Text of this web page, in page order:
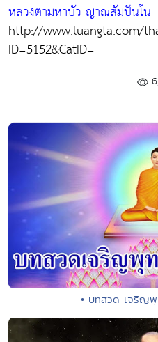
หลวงตามหาบัว ญาณสัมปันโน
http://www.luangta.com/
ID=5152&CatID=
• บทสวด เจริญ